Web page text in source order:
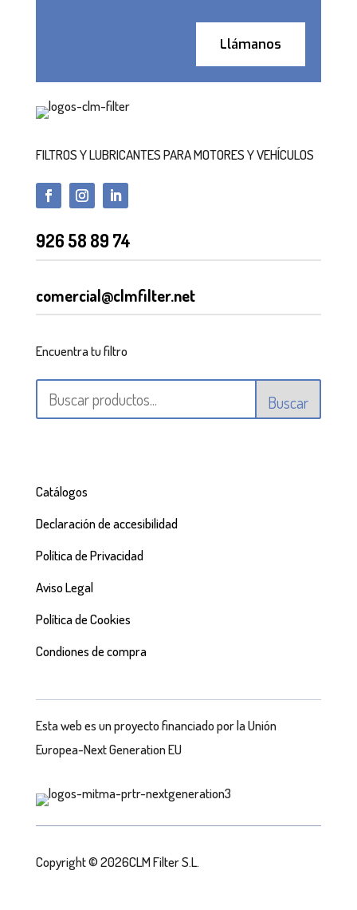
Llámanos
FILTROS Y LUBRICANTES PARA MOTORES Y VEHÍCULOS
926 58 89 74
comercial@clmfilter.net
Encuentra tu filtro
Buscar
Catálogos
Declaración de accesibilidad
Política de Privacidad
Aviso Legal
Política de Cookies
Condiones de compra
Esta web es un proyecto financiado por la Unión
Europea-Next Generation EU
Copyright © 2026CLM Filter S.L.